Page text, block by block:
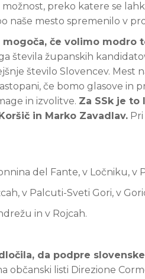
preko katere se
naše mesto spremenilo v
če volimo modro
števila županskih
število Slovencev. Mest
če bomo glasove in
in izvolitve. Za SSk je to
in Marko Zavadlav.
del Fante, v Ločniku,
v Palcuti-Sveti Gori, v
in v Rojcah.
da podpre
občanski listi Direzione